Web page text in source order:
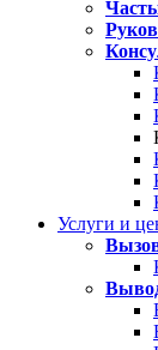
Услуги и